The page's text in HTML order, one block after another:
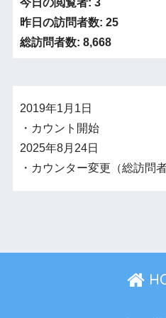
今日の閲覧者: 3
昨日の訪問者数: 25
総訪問者数: 8,668
2019年1月1日
・カウント開始
2025年8月24日
・カウンター変更（総訪問